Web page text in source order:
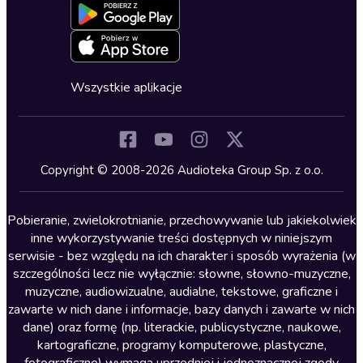
Kryminały
Lektury szkolne
Literatura anglojęzyczna
Literatura faktu
Literatura obyczajowa
Literatura piękna obca
Literatura piękna polska
Nagrania relaksacyjne
Deklaracja dostępności
Oferta dla firm i bibliotek
Blog
Zapowiedzi
Cykle audiobooków
Wszystkie aplikacje
Copyright © 2008-2026 Audioteka Group Sp. z o.o.
Pobieranie, zwielokrotnianie, przechowywanie lub jakiekolwiek
inne wykorzystywanie treści dostępnych w niniejszym
serwisie - bez względu na ich charakter i sposób wyrażenia (w
szczególności lecz nie wyłącznie: słowne, słowno-muzyczne,
muzyczne, audiowizualne, audialne, tekstowe, graficzne i
zawarte w nich dane i informacje, bazy danych i zawarte w nich
dane) oraz formę (np. literackie, publicystyczne, naukowe,
kartograficzne, programy komputerowe, plastyczne,